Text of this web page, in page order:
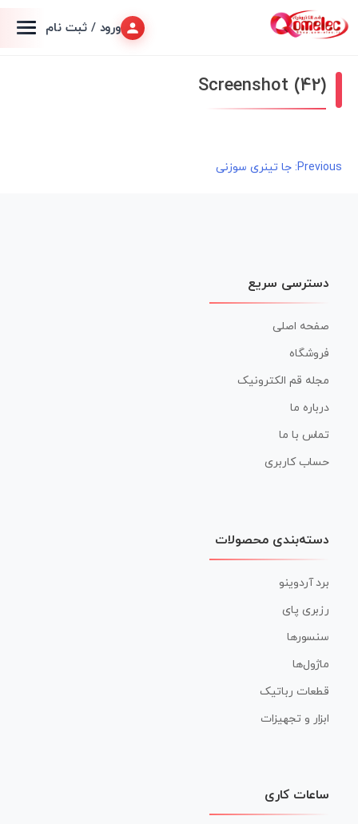
ورود / ثبت نام
Screenshot (42)
راهبری
Previous: جا تینری سوزنی
دسترسی سریع
صفحه اصلی
فروشگاه
مجله قم الکترونیک
درباره ما
تماس با ما
حساب کاربری
دسته‌بندی محصولات
برد آردوینو
رزبری پای
سنسورها
ماژول‌ها
قطعات رباتیک
ابزار و تجهیزات
ساعات کاری